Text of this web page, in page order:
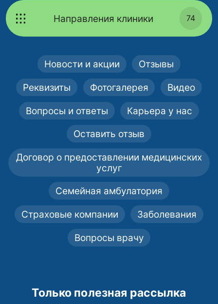
Направления клиники 74
Новости и акции Отзывы
Реквизиты Фотогалерея Видео
Вопросы и ответы Карьера у нас
Оставить отзыв
Договор о предоставлении медицинских
услуг
Семейная амбулатория
Страховые компании Заболевания
Вопросы врачу
Только полезная рассылка